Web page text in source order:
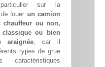
sur la
louer un camion
chauffeur ou non,
ou bien
araignée, car il
types de grue